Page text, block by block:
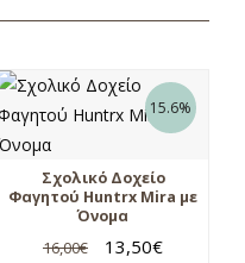
15.6%
Σχολικό Δοχείο
Φαγητού Huntrx Mira με
Όνομα
16,00€ 13,50€